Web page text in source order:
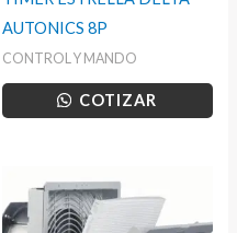
AUTONICS 8P
CONTROL Y MANDO
COTIZAR